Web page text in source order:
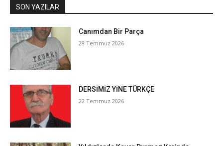
SON YAZILAR
Canımdan Bir Parça
28 Temmuz 2026
DERSİMİZ YİNE TÜRKÇE
22 Temmuz 2026